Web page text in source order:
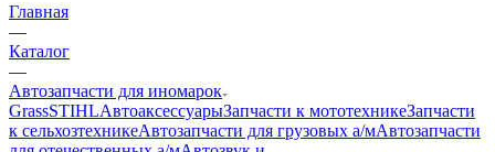
Главная
—
Каталог
—
Автозапчасти для иномарок
GrassSTIHLАвтоаксессуарыЗапчасти к мототехникеЗапчасти
к сельхозтехникеАвтозапчасти для грузовых а/мАвтозапчасти